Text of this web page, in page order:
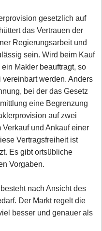
gesetzlich auf
das Vertrauen der
Regierungsarbeit und
sein. Wird beim Kauf
Makler beauftragt, so
werden. Anders
bei der das Gesetz
eine Begrenzung
auf zwei
und Ankauf einer
Vertragsfreiheit ist
Es gibt ortsübliche
Vorgaben.
nach Ansicht des
Der Markt regelt die
besser und genauer als